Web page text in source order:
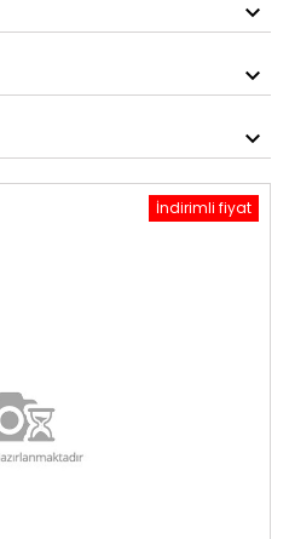
İndirimli fiyat